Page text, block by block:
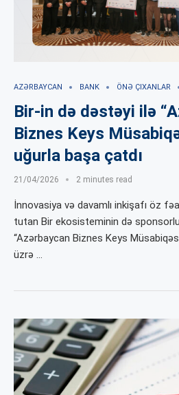
AZƏRBAYCAN BANK ÖNƏ ÇIXANLAR
Bir-in də dəstəyi ilə
Biznes Keys
uğurla başa çatdı
21/04/2026 2 minutes read
İnnovasiya və davamlı inkişafı öz
tutan Bir ekosisteminin də
“Azərbaycan Biznes Keys
üzrə …